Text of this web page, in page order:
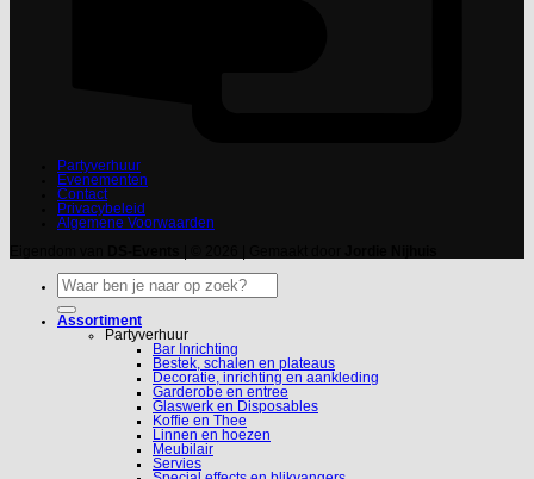
Partyverhuur
Evenementen
Contact
Privacybeleid
Algemene Voorwaarden
Zoeken
naar:
Assortiment
Partyverhuur
Bar Inrichting
Bestek, schalen en plateaus
Decoratie, inrichting en aankleding
Garderobe en entree
Glaswerk en Disposables
Koffie en Thee
Linnen en hoezen
Meubilair
Servies